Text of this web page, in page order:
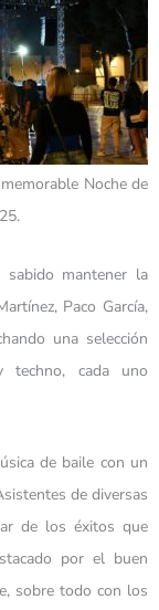
Noche de
mantener la
Paco García,
una selección
techno, cada uno
de baile con un
de diversas
de los éxitos que
por el buen
sobre todo con los